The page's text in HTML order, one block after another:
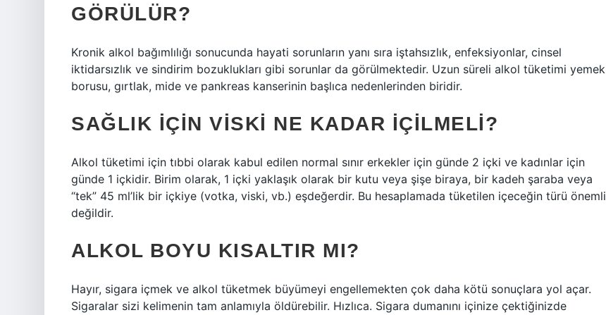
GÖRÜLÜR?
Kronik alkol bağımlılığı sonucunda hayati sorunların yanı sıra iştahsızlık, enfeksiyonlar, cinsel
iktidarsızlık ve sindirim bozuklukları gibi sorunlar da görülmektedir. Uzun süreli alkol tüketimi yemek
borusu, gırtlak, mide ve pankreas kanserinin başlıca nedenlerinden biridir.
SAĞLIK IÇIN VISKI NE KADAR IÇILMELI?
Alkol tüketimi için tıbbi olarak kabul edilen normal sınır erkekler için günde 2 içki ve kadınlar için
günde 1 içkidir. Birim olarak, 1 içki yaklaşık olarak bir kutu veya şişe biraya, bir kadeh şaraba veya
“tek” 45 ml’lik bir içkiye (votka, viski, vb.) eşdeğerdir. Bu hesaplamada tüketilen içeceğin türü önemli
değildir.
ALKOL BOYU KISALTIR MI?
Hayır, sigara içmek ve alkol tüketmek büyümeyi engellemekten çok daha kötü sonuçlara yol açar.
Sigaralar sizi kelimenin tam anlamıyla öldürebilir. Hızlıca. Sigara dumanını içinize çektiğinizde